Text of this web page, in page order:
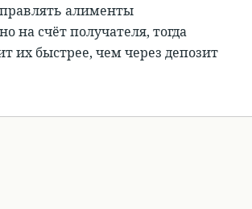
алименты
на счёт получателя, тогда
их быстрее, чем через депозит